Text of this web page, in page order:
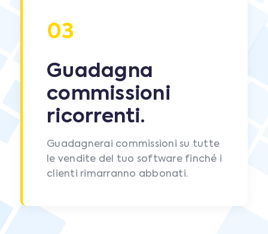
03
Guadagna
commissioni
ricorrenti.
Guadagnerai commissioni su tutte
le vendite del tuo software finché i
clienti rimarranno abbonati.